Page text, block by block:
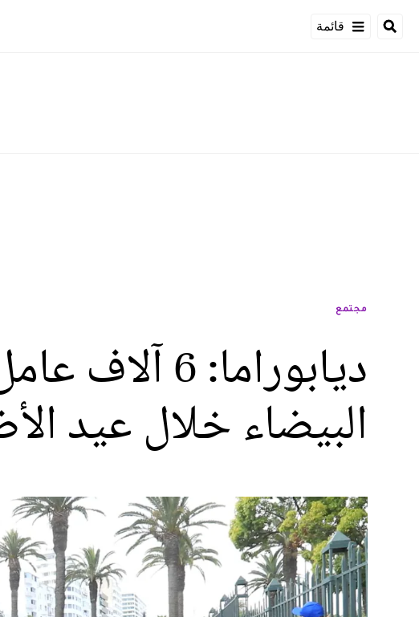
قائمة
مجتمع
ديابوراما:
البيضاء خلال عيد